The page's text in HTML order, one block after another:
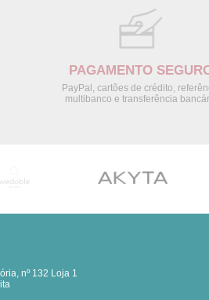
PAGAMENTO
PayPal, cartões de crédito,
multibanco e transferência
nº 132 Loja 1